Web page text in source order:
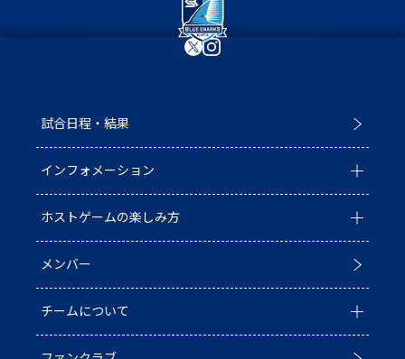
試合日程・結果
インフォメーション
全ての記事
イベント
お知らせ
ホストゲームの楽しみ方
ホストゲームについて
D1/D2入替戦
メンバー
チームについて